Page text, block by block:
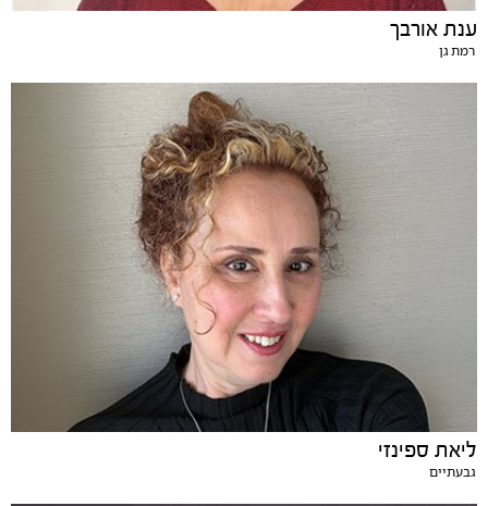
ענת אורבך
רמת גן
ליאת ספינזי
גבעתיים